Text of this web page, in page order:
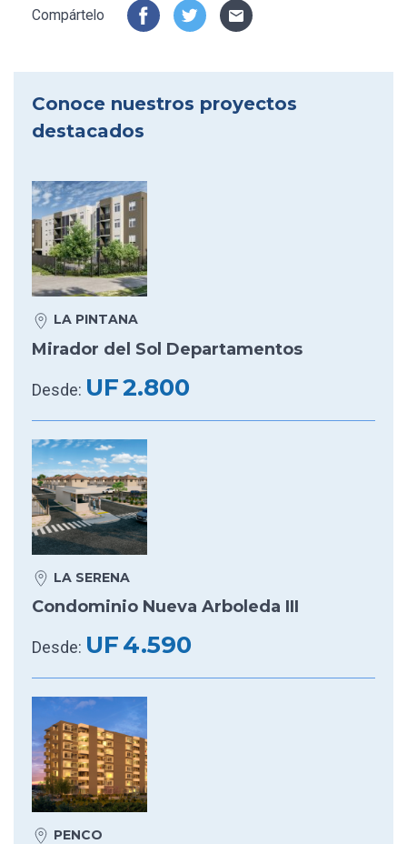
Conoce nuestros proyectos
destacados
LA PINTANA
Mirador del Sol Departamentos
Desde: UF2.800
LA SERENA
Condominio Nueva Arboleda III
Desde: UF4.590
PENCO
Compártelo